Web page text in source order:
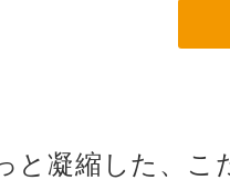
と凝縮した、こ